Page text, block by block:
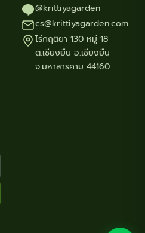
@krittiyagarden
cs@krittiyagarden.com
ไร่กฤติยา 130 หมู่ 18
ต.เชียงยืน อ.เชียงยืน
จ.มหาสารคาม 44160